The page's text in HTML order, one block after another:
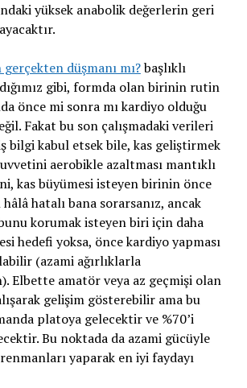
yüksek anabolik değerlerin geri
düşmanı mı?başlıklı
gibi, formda olan birinin rutin
önce mi sonra mı kardiyo olduğu
Fakat bu son çalışmadaki verileri
bilgi kabul etsek bile, kas geliştirmek
aerobikle azaltması mantıklı
kas büyümesi isteyen birinin önce
hatalı bana sorarsanız, ancak
korumak isteyen biri için daha
hedefi yoksa, önce kardiyo yapması
(azami ağırlıklarla
Elbette amatör veya az geçmişi olan
gelişim gösterebilir ama bu
platoya gelecektir ve %70’i
Bu noktada da azami gücüyle
yaparak en iyi faydayı